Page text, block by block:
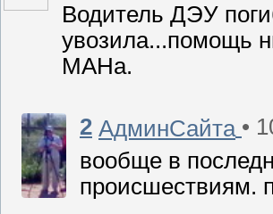
Водитель ДЭУ
увозила...помощь
МАНа.
2 АдминСайта •
вообще в
происшествиям.